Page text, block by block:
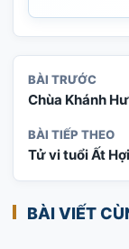
BÀI TRƯỚC
Chùa Khánh
BÀI TIẾP THEO
Tử vi tuổi Ất
BÀI VIẾT